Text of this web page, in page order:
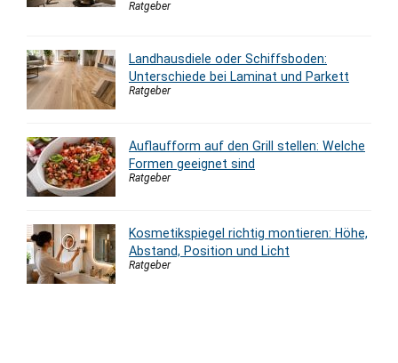
Ratgeber
Landhausdiele oder Schiffsboden:
Unterschiede bei Laminat und Parkett
Ratgeber
Auflaufform auf den Grill stellen: Welche
Formen geeignet sind
Ratgeber
Kosmetikspiegel richtig montieren: Höhe,
Abstand, Position und Licht
Ratgeber